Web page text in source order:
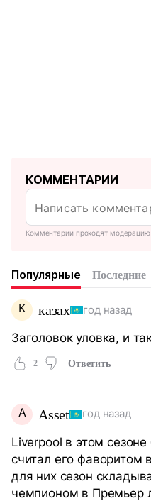
КОММЕНТАРИИ
Комментарии проходят модерацию
Популярные Последние
К казах год назад
Заголовок уловка, и
2 Ответить
A Asset год назад
Liverpool в этом
считал его фаворитом
для них сезон
чемпионом в Премьер